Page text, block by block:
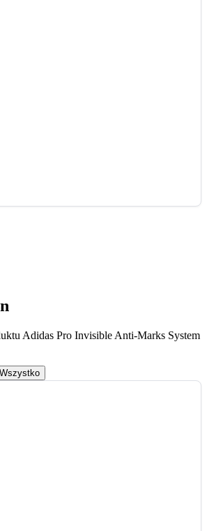
Adidas Pro Invisible Anti-Marks System
Wszystko